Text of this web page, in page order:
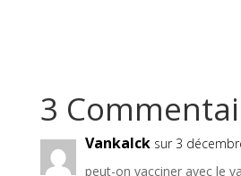
3
Vankalck sur 3
peut-on vacciner avec le